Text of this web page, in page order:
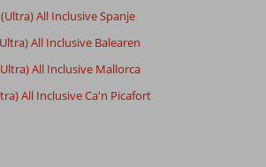
(Ultra) All Inclusive Spanje
All Inclusive Balearen
All Inclusive Mallorca
All Inclusive Ca'n Picafort